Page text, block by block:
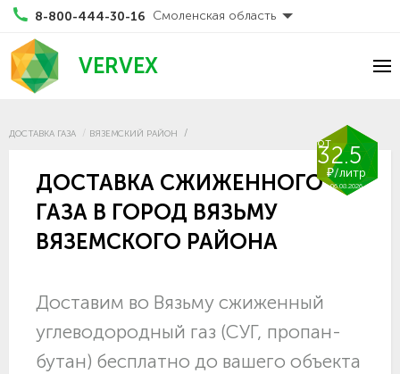
8-800-444-30-16 Смоленская область
VERVEX
ДОСТАВКА ГАЗА ВЯЗЕМСКИЙ РАЙОН
от
32.5
₽/литр
06.08.2026
ДОСТАВКА СЖИЖЕННОГО
ГАЗА В ГОРОД ВЯЗЬМУ
ВЯЗЕМСКОГО РАЙОНА
Доставим во Вязьму сжиженный
углеводородный газ (СУГ, пропан-
бутан) бесплатно до вашего объекта